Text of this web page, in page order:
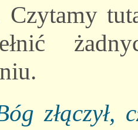
Czytamy
złączył,